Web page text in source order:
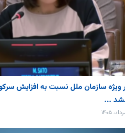
ویژه سازمان ملل نسبت به افزایش
...